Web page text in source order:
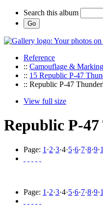
Search this album
Reference
:: Camouflage &
:: 15 Republic P-47
:: Republic P-47
View full size
Republic P-
Page: 1 ·2·3·4·5·6·7·8·9·
Page: 1 ·2·3·4·5·6·7·8·9·